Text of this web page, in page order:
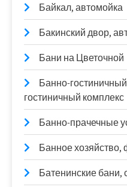
Байкал, автомойка
Бакинский двор,
Бани на Цветочной
Банно-
гостиничный комплекс
Банно-прачечные
Банное
Батенинские бани,